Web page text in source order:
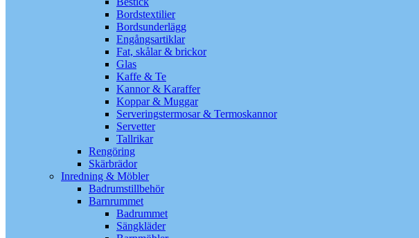
Bordstextilier
Bordsunderlägg
Engångsartiklar
Fat, skålar & brickor
Glas
Kaffe & Te
Kannor & Karaffer
Koppar & Muggar
Serveringstermosar & Termoskannor
Servetter
Tallrikar
Rengöring
Skärbrädor
Inredning & Möbler
Badrumstillbehör
Barnrummet
Badrummet
Sängkläder